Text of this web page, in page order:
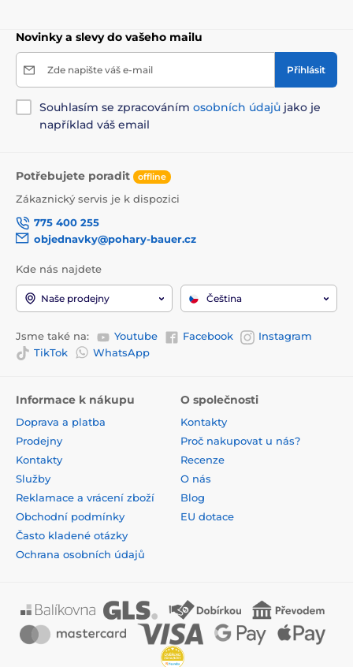
Novinky a slevy do vašeho mailu
Zde napište váš e-mail Přihlásit
Souhlasím se zpracováním osobních údajů jako je
například váš email
Potřebujete poradit offline
Zákaznický servis je k dispozici
775 400 255
objednavky@pohary-bauer.cz
Kde nás najdete
Naše prodejny Čeština
Jsme také na: Youtube Facebook
Instagram
TikTok
WhatsApp
Informace k nákupu
Doprava a platba
Prodejny
Kontakty
Služby
Reklamace a vrácení zboží
Obchodní podmínky
Často kladené otázky
Ochrana osobních údajů
O společnosti
Kontakty
Proč nakupovat u nás?
Recenze
O nás
Blog
EU dotace